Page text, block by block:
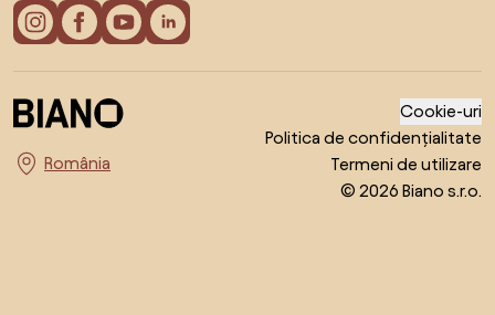
Alege țara
Cookie-uri
Politica de confidențialitate
Termeni de utilizare
© 2026 Biano s.r.o.